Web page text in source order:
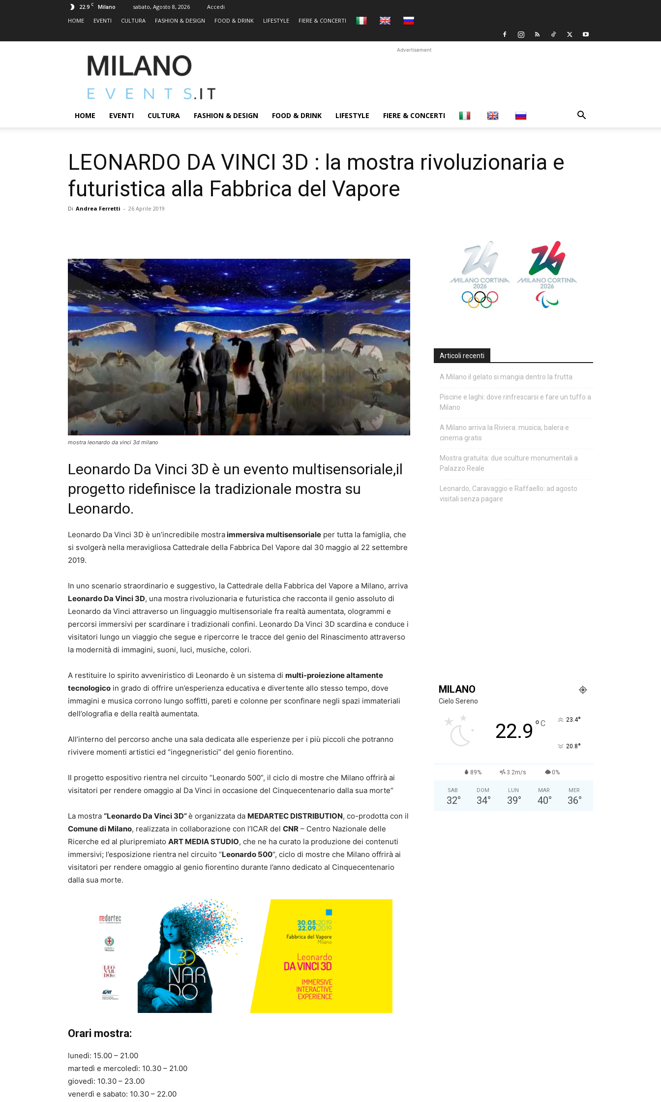
22.9 C Milano sabato, Agosto 8, 2026
Accedi
HOME
EVENTI CULTURA FASHION & DESIGN FOOD & DRINK LIFESTYLE FIERE & CONCERTI
MILANOEVENTS.IT
|
2.0
ed
Eventi
Advertisement
HOME EVENTI CULTURA FASHION & DESIGN FOOD & DRINK LIFESTYLE FIERE & CONCERTI
LEONARDO DA VINCI 3D : la mostra rivoluzionaria e
futuristica alla Fabbrica del Vapore
Di Andrea Ferretti - 26 Aprile 2019
mostra leonardo da vinci 3d milano
Leonardo Da Vinci 3D è un evento multisensoriale,il
progetto ridefinisce la tradizionale mostra su
Leonardo.
Leonardo Da Vinci 3D è un’incredibile mostraimmersiva multisensoriale per tutta la famiglia, che
si svolgerà nella meravigliosa Cattedrale della Fabbrica Del Vapore dal 30 maggio al 22 settembre
2019.
In uno scenario straordinario e suggestivo, la Cattedrale della Fabbrica del Vapore a Milano, arriva
Leonardo Da Vinci 3D, una mostra rivoluzionaria e futuristica che racconta il genio assoluto di
Leonardo da Vinci attraverso un linguaggio multisensoriale fra realtà aumentata, ologrammi e
percorsi immersivi per scardinare i tradizionali confini. Leonardo Da Vinci 3D scardina e conduce i
visitatori lungo un viaggio che segue e ripercorre le tracce del genio del Rinascimento attraverso
la modernità di immagini, suoni, luci, musiche, colori.
A restituire lo spirito avveniristico di Leonardo è un sistema di multi-proiezione altamente
tecnologico in grado di offrire un’esperienza educativa e divertente allo stesso tempo, dove
immagini e musica corrono lungo soffitti, pareti e colonne per sconfinare negli spazi immateriali
dell’olografia e della realtà aumentata.
All’interno del percorso anche una sala dedicata alle esperienze per i più piccoli che potranno
rivivere momenti artistici ed “ingegneristici” del genio fiorentino.
Il progetto espositivo rientra nel circuito “Leonardo 500”, il ciclo di mostre che Milano offrirà ai
visitatori per rendere omaggio al Da Vinci in occasione del Cinquecentenario dalla sua morte“
La mostra “Leonardo Da Vinci 3D”è organizzata da MEDARTEC DISTRIBUTION, co-prodotta con il
Comune di Milano, realizzata in collaborazione con l’ICAR del CNR – Centro Nazionale delle
Ricerche ed al pluripremiato ART MEDIA STUDIO, che ne ha curato la produzione dei contenuti
immersivi; l’esposizione rientra nel circuito “Leonardo 500“, ciclo di mostre che Milano offrirà ai
visitatori per rendere omaggio al genio fiorentino durante l’anno dedicato al Cinquecentenario
dalla sua morte.
Orari mostra:
lunedì: 15.00 – 21.00
martedì e mercoledì: 10.30 – 21.00
giovedì: 10.30 – 23.00
venerdì e sabato: 10.30 – 22.00
Articoli recenti
A Milano il gelato si mangia dentro la frutta
Piscine e laghi: dove rinfrescarsi e fare un tuffo a
Milano
A Milano arriva la Riviera: musica, balera e
cinema gratis
Mostra gratuita: due sculture monumentali a
Palazzo Reale
Leonardo, Caravaggio e Raffaello: ad agosto
visitali senza pagare
MILANO
Cielo Sereno
22.9 °C 23.4°
20.8°
89% 3.2m/s 0%
SAB
32°
DOM
34°
LUN
39°
MAR
40°
MER
36°